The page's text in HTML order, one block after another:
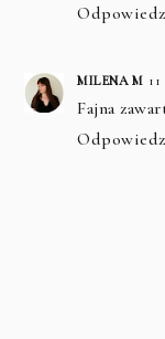
Odpowiedz
MILENA M
Fajna
Odpowiedz